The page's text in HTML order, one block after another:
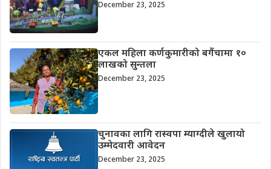
December 23, 2025
एकल महिला कर्णकुमारीको बगैंचामा १०
लाखको सुन्तला
December 23, 2025
चुनावका लागि रास्वपा म्याग्दीले खुलायो
उम्मेदवारी आवेदन
December 23, 2025